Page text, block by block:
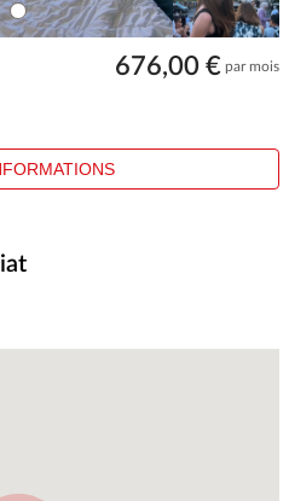
ITEM
676,00 € par mois